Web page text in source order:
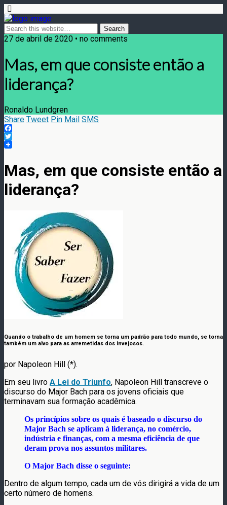
27 de abril de 2020 • no comments
Mas, em que consiste então a
liderança?
Ronaldo Lundgren
Share Tweet Pin Mail SMS
Facebook
Twitter
Mas, em que consiste então a
liderança?
Quando o trabalho de um homem se torna um padrão para todo mundo, se torna
também um alvo para as arremetidas dos invejosos.
por Napoleon Hill (*).
Em seu livro A Lei do Triunfo, Napoleon Hill transcreve o
discurso do Major Bach para os jovens oficiais que
terminavam sua formação acadêmica.
Os princípios sobre os quais é baseado o discurso do
Major Bach se aplicam à liderança, no comércio,
indústria e finanças, com a mesma eficiência de que
deram prova nos assuntos militares.
O Major Bach disse o seguinte:
Dentro de algum tempo, cada um de vós dirigirá a vida de um
certo número de homens.